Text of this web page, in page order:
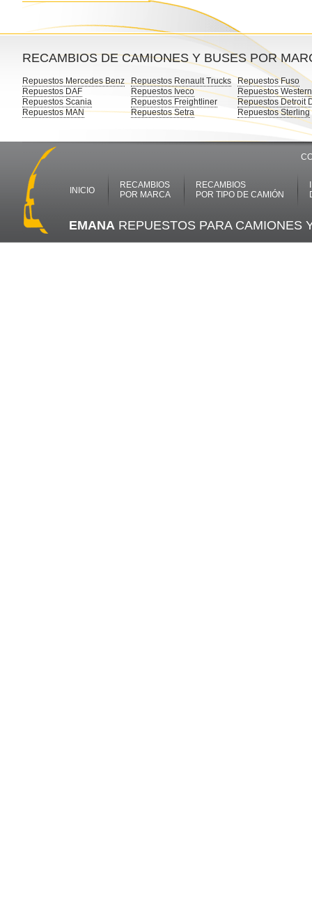
RECAMBIOS DE CAMIONES Y BUSES POR
Repuestos Mercedes Benz
Repuestos DAF
Repuestos Scania
Repuestos MAN
Repuestos Renault Trucks
Repuestos Iveco
Repuestos Freightliner
Repuestos Setra
Repuestos Fuso
Repuestos
Repuestos Detroit
Repuestos Sterling
INICIO
RECAMBIOS
POR MARCA
RECAMBIOS
POR TIPO DE CAMIÓN
EMANA REPUESTOS PARA CAMIONES